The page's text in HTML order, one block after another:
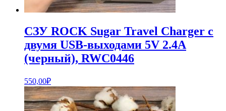
СЗУ ROCK Sugar Travel Charger с
двумя USB-выходами 5V 2.4A
(черный), RWC0446
550,00₽